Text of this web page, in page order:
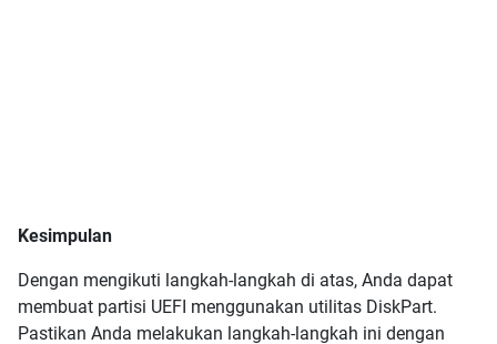
Kesimpulan
Dengan mengikuti langkah-langkah di atas, Anda dapat
membuat partisi UEFI menggunakan utilitas DiskPart.
Pastikan Anda melakukan langkah-langkah ini dengan